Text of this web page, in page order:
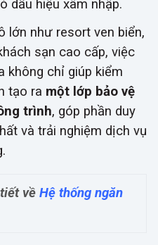
dấu hiệu xâm nhập.
lớn như resort ven biển,
sạn cao cấp, việc
không chỉ giúp kiểm
tạo ra một lớp bảo vệ
trình, góp phần duy
và trải nghiệm dịch vụ
về Hệ thống ngăn